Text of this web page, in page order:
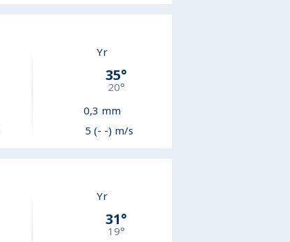
Yr
35°
20°
0,3 mm
5 (- -) m/s
Yr
31°
19°